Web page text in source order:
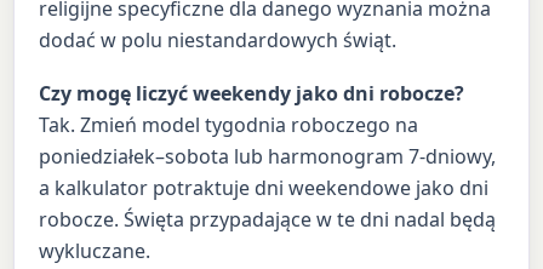
religijne specyficzne dla danego wyznania można
dodać w polu niestandardowych świąt.
Czy mogę liczyć weekendy jako dni robocze?
Tak. Zmień model tygodnia roboczego na
poniedziałek–sobota lub harmonogram 7-dniowy,
a kalkulator potraktuje dni weekendowe jako dni
robocze. Święta przypadające w te dni nadal będą
wykluczane.